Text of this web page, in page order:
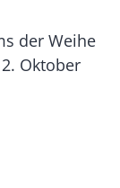
der Weihe
Oktober